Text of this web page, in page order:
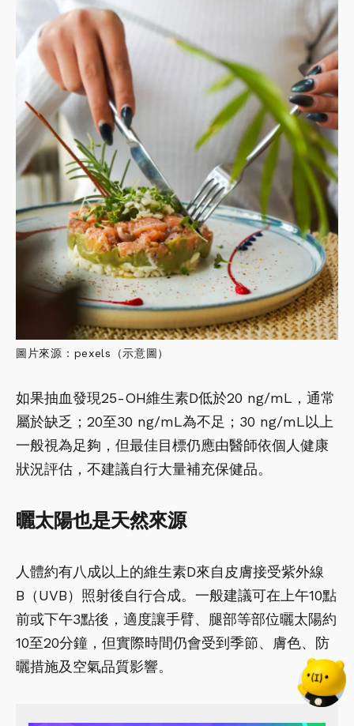
圖片來源：pexels（示意圖）
如果抽血發現25-OH維生素D低於20 ng/mL，通常
屬於缺乏；20至30 ng/mL為不足；30 ng/mL以上
一般視為足夠，但最佳目標仍應由醫師依個人健康
狀況評估，不建議自行大量補充保健品。
曬太陽也是天然來源
人體約有八成以上的維生素D來自皮膚接受紫外線
B（UVB）照射後自行合成。一般建議可在上午10點
前或下午3點後，適度讓手臂、腿部等部位曬太陽約
10至20分鐘，但實際時間仍會受到季節、膚色、防
曬措施及空氣品質影響。